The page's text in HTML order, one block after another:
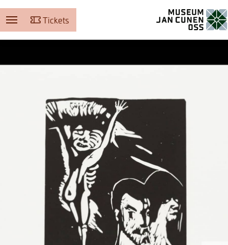
Tickets